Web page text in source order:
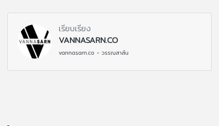
เรียบเรียง
VANNASARN.CO
vannasarn.co - วรรณสาส์น